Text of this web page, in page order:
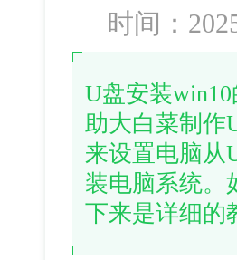
时间：
U盘安装
助大白菜制作
来设置电脑从
装电脑系统。
下来是详细的